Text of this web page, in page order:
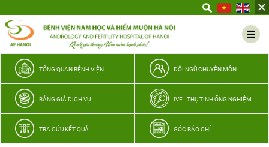
thương
TỔNG QUAN BỆNH VIỆN ĐỘI NGŨ CHUYÊN MÔN
BẢNG GIÁ DỊCH VỤ IVF - THỤ TINH ỐNG NGHIỆM
TRA CỨU KẾT QUẢ GÓC BÁO CHÍ